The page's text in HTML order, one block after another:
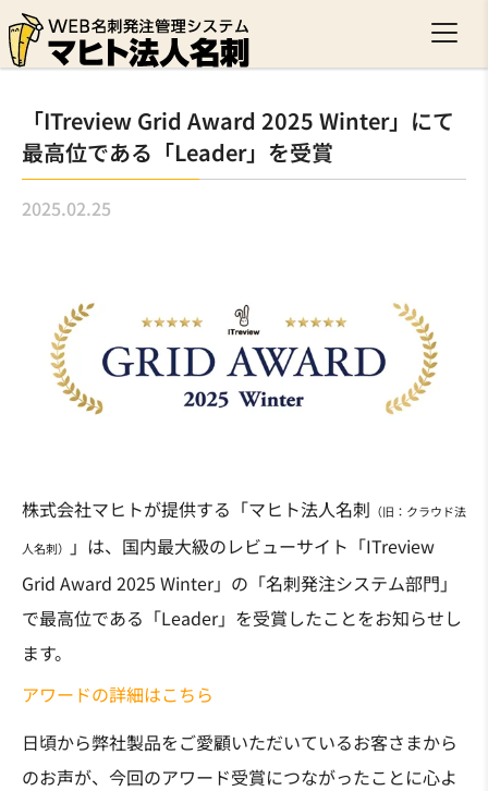
「ITreview Grid Award 2025 Winter」にて
最高位である「Leader」を受賞
2025.02.25
株式会社マヒトが提供する「マヒト法人名刺 （旧：クラウド法
人名刺）
」は、国内最大級のレビューサイト「ITreview
Grid Award 2025 Winter」の「名刺発注システム部門」
で最高位である「Leader」を受賞したことをお知らせし
ます。
アワードの詳細はこちら
日頃から弊社製品をご愛顧いただいているお客さまから
のお声が、今回のアワード受賞につながったことに心よ